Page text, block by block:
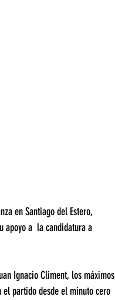
en Santiago del Estero,
apoyo a  la candidatura a
Ignacio Climent, los máximos
partido desde el minuto cero